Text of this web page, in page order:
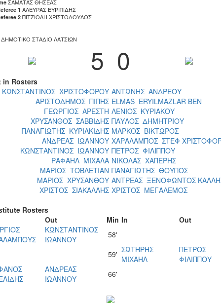
ΣΑΜΑΤΑΣ ΘΗΣΕΑΣ
1 ΑΛΕΥΡΑΣ ΕΥΡΙΠΙΔΗΣ
2 ΠΙΤΖΙΟΛΗ ΧΡΙΣΤΟΔΟΥΛΟΣ
ΔΗΜΟΤΙΚΟ ΣΤΑΔΙΟ ΛΑΤΣΙΩΝ
5 0
in Rosters
ΚΩΝΣΤΑΝΤΙΝΟΣ ΧΡΙΣΤΟΦΟΡΟΥ
ΑΡΙΣΤΟΔΗΜΟΣ ΠΙΠΗΣ
ΓΕΩΡΓΙΟΣ ΑΡΕΣΤΗ
ΧΡΥΣΑΝΘΟΣ ΣΑΒΒΙΔΗΣ
ΠΑΝΑΓΙΩΤΗΣ ΚΥΡΙΑΚΙΔΗΣ
ΑΝΔΡΕΑΣ ΙΩΑΝΝΟΥ
ΚΩΝΣΤΑΝΤΙΝΟΣ ΙΩΑΝΝΟΥ
ΡΑΦΑΗΛ ΜΙΧΑΛΑ
ΜΑΡΙΟΣ ΤΟΒΛΕΤΙΑΝ
ΜΑΡΙΟΣ ΧΡΥΣΑΝΘΟΥ
ΧΡΙΣΤΟΣ ΣΙΑΚΑΛΛΗΣ
ΑΝΤΩΝΗΣ ΑΝΔΡΕΟΥ
ELMAS ERYILMAZLAR BEN
ΛΕΝΙΟΣ ΚΥΡΙΑΚΟΥ
ΠΑΥΛΟΣ ΔΗΜΗΤΡΙΟΥ
ΜΑΡΚΟΣ ΒΙΚΤΩΡΟΣ
ΧΑΡΑΛΑΜΠΟΣ ΣΤΕΦ
ΠΕΤΡΟΣ ΦΙΛΙΠΠΟΥ
ΝΙΚΟΛΑΣ ΧΑΠΕΡΗΣ
ΠΑΝΑΓΙΩΤΗΣ ΘΟΥΠΟΣ
ΑΝΤΡΕΑΣ ΞΕΝΟΦΩΝΤΟΣ
ΧΡΙΣΤΟΣ ΜΕΓΑΛΕΜΟΣ
Rosters
Οut
Μin In
Out
ΚΩΝΣΤΑΝΤΙΝΟΣ
ΙΩΑΝΝΟΥ
58'
59' ΣΩΤΗΡΗΣ
ΜΙΧΑΗΛ
ΠΕΤΡΟΣ
ΦΙΛΙΠΠΟΥ
ΑΝΔΡΕΑΣ
ΙΩΑΝΝΟΥ
66'